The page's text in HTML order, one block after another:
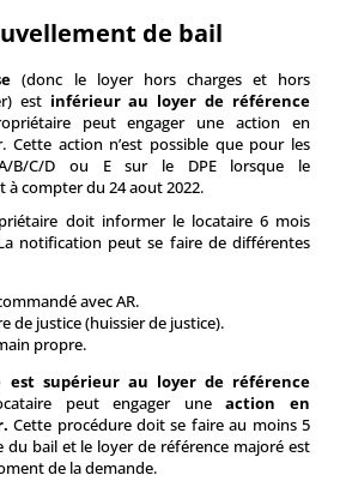
de bail
(donc le loyer hors charges et hors
est inférieur au loyer de référence
peut engager une action en
Cette action n’est possible que pour les
A/B/C/D ou E sur le DPE lorsque le
à compter du 24 aout 2022.
doit informer le locataire 6 mois
notification peut se faire de différentes
avec AR.
de justice (huissier de justice).
propre.
est supérieur au loyer de référence
peut engager uneaction en
Cette procédure doit se faire au moins 5
du bail et le loyer de référence majoré est
de la demande.